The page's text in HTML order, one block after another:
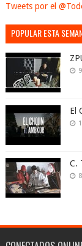
Tweets por el
POPULAR ESTA
El
C.